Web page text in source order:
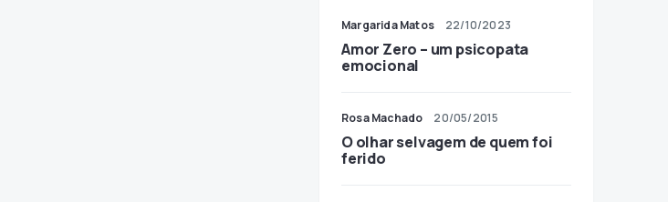
Margarida Matos 22/10/2023
Amor Zero – um psicopata
emocional
Rosa Machado 20/05/2015
O olhar selvagem de quem foi
ferido